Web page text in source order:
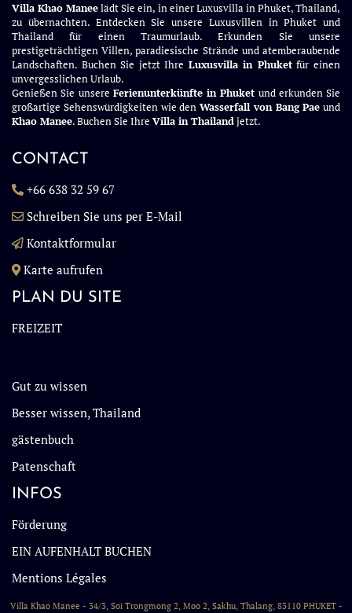
Villa Khao Maneelädt Sie ein, in einer Luxusvilla in Phuket, Thailand,
zu übernachten. Entdecken Sie unsere Luxusvillen in Phuket und
Thailand für einen Traumurlaub. Erkunden Sie unsere
prestigeträchtigen Villen, paradiesische Strände und atemberaubende
Landschaften. Buchen Sie jetzt Ihre Luxusvilla in Phuketfür einen
unvergesslichen Urlaub.
Genießen Sie unsere Ferienunterkünfte in Phuket und erkunden Sie
großartige Sehenswürdigkeiten wie den Wasserfall von Bang Pae und
Khao Manee. Buchen Sie Ihre Villa in Thailandjetzt.
CONTACT
+66 638 32 59 67
Schreiben Sie uns per E-Mail
Kontaktformular
Karte aufrufen
PLAN DU SITE
FREIZEIT
Gut zu wissen
Besser wissen, Thailand
gästenbuch
Patenschaft
INFOS
Förderung
EIN AUFENHALT BUCHEN
Mentions Légales
Villa Khao Manee - 34/3, Soi Trongmong 2, Moo 2, Sakhu, Thalang, 83110 PHUKET -